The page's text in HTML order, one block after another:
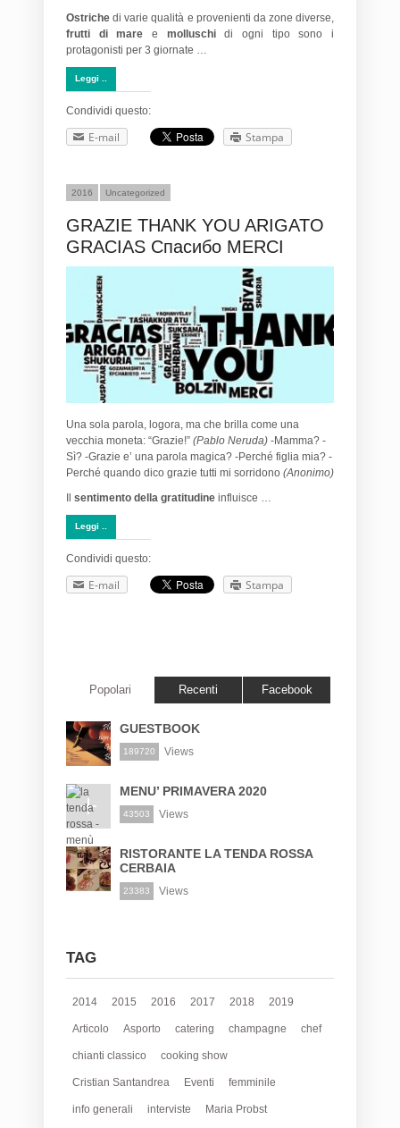
Ostriche di varie qualità e provenienti da zone diverse,
frutti di mare e molluschidi ogni tipo sono i
protagonisti per 3 giornate …
Leggi ..
Condividi questo:
E-mail Stampa
2016 Uncategorized
GRAZIE THANK YOU ARIGATO
GRACIAS Спасибо MERCI
Una sola parola, logora, ma che brilla come una
vecchia moneta: “Grazie!” (Pablo Neruda) -Mamma? -
Sì? -Grazie e’ una parola magica? -Perché figlia mia? -
Perché quando dico grazie tutti mi sorridono (Anonimo)
sentimento della gratitudine influisce …
Leggi ..
Condividi questo:
E-mail Stampa
Popolari Recenti Facebook
GUESTBOOK
189720 Views
MENU’ PRIMAVERA 2020
43503 Views
RISTORANTE LA TENDA ROSSA
CERBAIA
23383 Views
TAG
2014 2015 2016 2017 2018 2019
Articolo Asporto catering champagne chef
chianti classico cooking show
Cristian Santandrea Eventi femminile
info generali interviste Maria Probst